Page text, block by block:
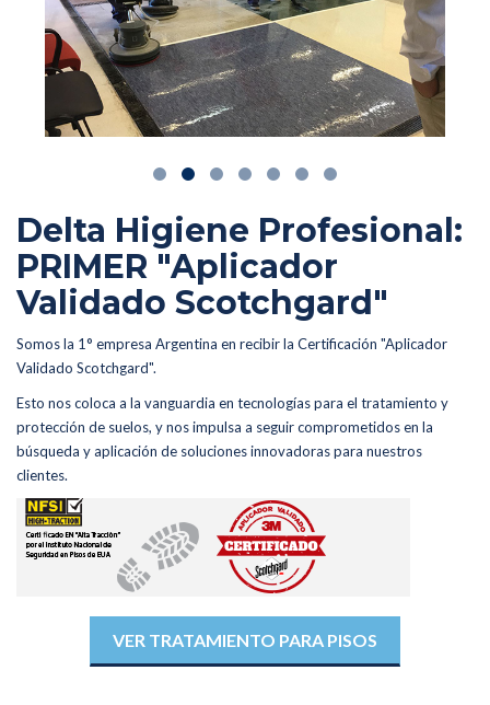
Delta Higiene Profesional:
PRIMER "Aplicador
Validado Scotchgard"
Somos la 1° empresa Argentina en recibir la Certificación "Aplicador
Validado Scotchgard".
Esto nos coloca a la vanguardia en tecnologías para el tratamiento y
protección de suelos, y nos impulsa a seguir comprometidos en la
búsqueda y aplicación de soluciones innovadoras para nuestros
clientes.
VER TRATAMIENTO PARA PISOS